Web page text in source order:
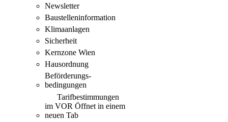
Newsletter
Baustellen­information
Klimaanlagen
Sicherheit
Kernzone Wien
Hausordnung
Beförderungs­
bedingungen
Tarif­bestimmungen
im VOR Öffnet in einem
neuen Tab